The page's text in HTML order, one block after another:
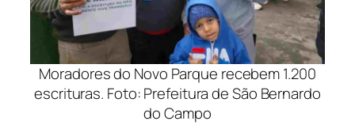
Moradores do Novo Parque recebem 1.200
escrituras. Foto: Prefeitura de São Bernardo
do Campo